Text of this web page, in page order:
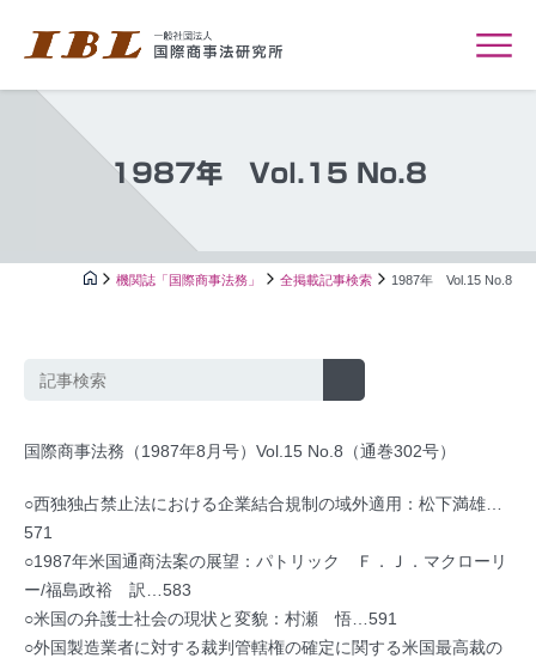
1987年 Vol.15 No.8
機関誌「国際商事法務」 全掲載記事検索 1987年 Vol.15 No.8
国際商事法務（1987年8月号）Vol.15 No.8（通巻302号）
○西独独占禁止法における企業結合規制の域外適用：松下満雄…
571
○1987年米国通商法案の展望：パトリック Ｆ．Ｊ．マクローリ
ー/福島政裕 訳…583
○米国の弁護士社会の現状と変貌：村瀬 悟…591
○外国製造業者に対する裁判管轄権の確定に関する米国最高裁の